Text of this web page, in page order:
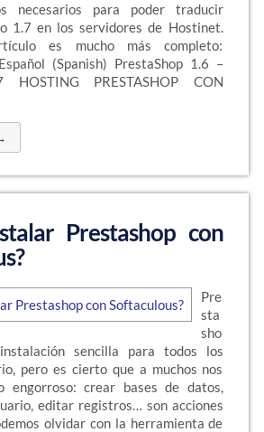
necesarios para poder traducir
1.7 en los servidores de Hostinet.
es mucho más completo:
(Spanish) PrestaShop 1.6 –
HOSTING PRESTASHOP CON
Prestashop con
Pre
sta
sho
sencilla para todos los
pero es cierto que a muchos nos
engorroso: crear bases de datos,
editar registros… son acciones
olvidar con la herramienta de